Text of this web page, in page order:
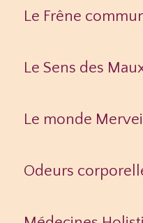
Le Frêne
Le Sens des
Le monde
Odeurs